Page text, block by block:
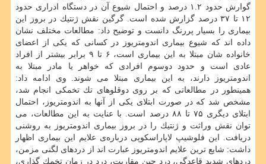
گوارش حدود ۱.۲ درصد و احتمال شیوع آن در دستگاه ادراری حدود
۱۲ تا ۳۷ درصد گزارش شده است. گرگین نقش ژنتیك در بروز این
بیماری را بسیار پررنگ دانست و توضیح داد: مطالعات مختلف نشان
داده اند كه شیوع بیماری اندومتریوز در كسانی كه یكی از اعضای
خانواده شان مبتلا به این بیماری است، ۶ تا ۹ برابر بیشتر از افراد
عادی است و حدود دوسوم افرادی كه خواهر یا مادر مبتلا به
اندومتریوز دارند، به این بیماری مبتلا می شوند. وی ادامه داد:
همینطور در مطالعاتی كه بر روی دوقلوهای تك تخمكی انجام شد،
مشخص شد كه در صورت ابتلای یكی از آنها به اندومتریوز، احتمال
ابتلای دیگری ۷۵ تا ۸۸ درصد است. با عنایت به این مطالعات، می
توان نقش وراثت و ژنتیك را در بروز بیماری اندومتریوز به روشنی
دریافت. این فلوشیپ لاپاراسكوپی درباره‌ی علایم این بیماری اظهار
داشت: شایع ترین علایم اندومتریوز عبارت اند از دردهای لگنی مزمن،
دردهای شدید قاعدگی، درد حین مقاربت، درد در زمان تخمك گذاری،